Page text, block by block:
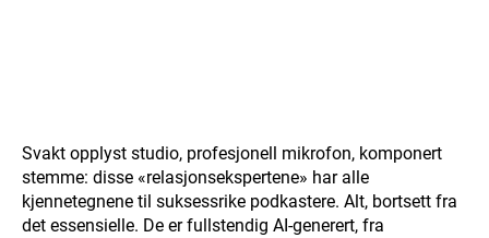
Svakt opplyst studio, profesjonell mikrofon, komponert
stemme: disse «relasjonsekspertene» har alle
kjennetegnene til suksessrike podkastere. Alt, bortsett fra
det essensielle. De er fullstendig AI-generert, fra